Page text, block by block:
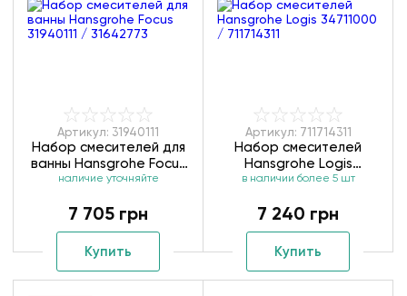
Артикул: 31940111
Набор смесителей для
ванны Hansgrohe Focus
31940111 / 31642773
наличие уточняйте
7 705 грн
Купить
Артикул: 711714311
Набор смесителей
Hansgrohe Logis
34711000 / 711714311
в наличии более 5 шт
7 240 грн
Купить